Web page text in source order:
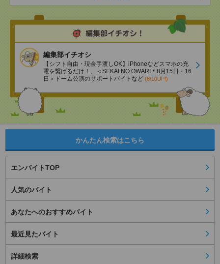
編集部イチオシ
【シフト自由・現金手渡しOK】iPhoneなどスマホの充
電を繋げるだけ！、＜SEKAI NO OWARI＊8月15日・16
日＞ドーム公演のサポートバイトなど (8/10UP!)
かんたん検索はこちら
エンバイトTOP
人気のバイト
あなたへのおすすめバイト
最近見たバイト
詳細検索